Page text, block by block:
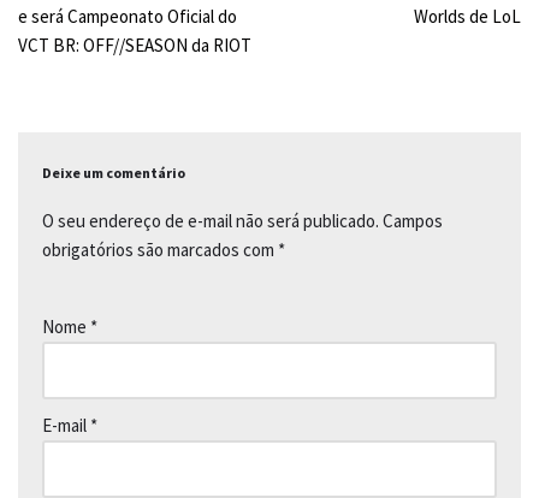
o
o
A
p
i
n
e será Campeonato Oficial do
VCT BR: OFF//SEASON da RIOT
Worlds de LoL
Deixe um comentário
O seu endereço de e-mail não será publicado. Campos
obrigatórios são marcados com *
Nome *
E-mail *